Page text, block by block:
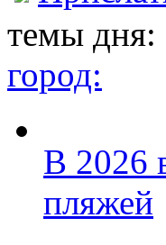
темы дня:
город:
В 2026
пляжей